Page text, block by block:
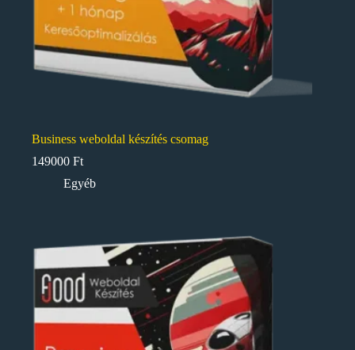
Business weboldal készítés csomag
149000 Ft
Egyéb